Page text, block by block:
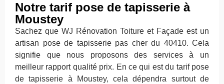
Notre tarif pose de tapisserie à
Moustey
Sachez que WJ Rénovation Toiture et Façade est un
artisan pose de tapisserie pas cher du 40410. Cela
signifie que nous proposons des services à un
meilleur rapport qualité prix. En ce qui est du tarif pose
de tapisserie à Moustey, cela dépendra surtout de